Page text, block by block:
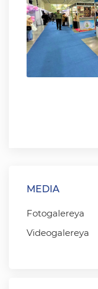
MEDIA
Fotogalereya
Videogalereya